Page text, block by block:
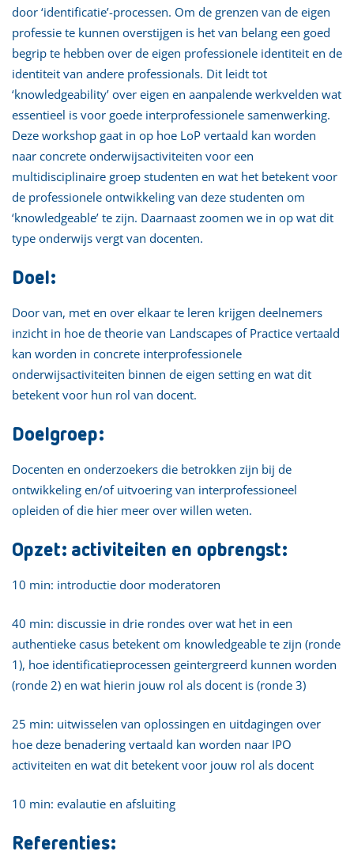
door ‘identificatie’-processen. Om de grenzen van de eigen
professie te kunnen overstijgen is het van belang een goed
begrip te hebben over de eigen professionele identiteit en de
identiteit van andere professionals. Dit leidt tot
‘knowledgeability’ over eigen en aanpalende werkvelden wat
essentieel is voor goede interprofessionele samenwerking.
Deze workshop gaat in op hoe LoP vertaald kan worden
naar concrete onderwijsactiviteiten voor een
multidisciplinaire groep studenten en wat het betekent voor
de professionele ontwikkeling van deze studenten om
‘knowledgeable’ te zijn. Daarnaast zoomen we in op wat dit
type onderwijs vergt van docenten.
Doel:
Door van, met en over elkaar te leren krijgen deelnemers
inzicht in hoe de theorie van Landscapes of Practice vertaald
kan worden in concrete interprofessionele
onderwijsactiviteiten binnen de eigen setting en wat dit
betekent voor hun rol van docent.
Doelgroep:
Docenten en onderzoekers die betrokken zijn bij de
ontwikkeling en/of uitvoering van interprofessioneel
opleiden of die hier meer over willen weten.
Opzet: activiteiten en opbrengst:
10 min: introductie door moderatoren
40 min: discussie in drie rondes over wat het in een
authentieke casus betekent om knowledgeable te zijn (ronde
1), hoe identificatieprocessen geintergreerd kunnen worden
(ronde 2) en wat hierin jouw rol als docent is (ronde 3)
25 min: uitwisselen van oplossingen en uitdagingen over
hoe deze benadering vertaald kan worden naar IPO
activiteiten en wat dit betekent voor jouw rol als docent
10 min: evalautie en afsluiting
Referenties: